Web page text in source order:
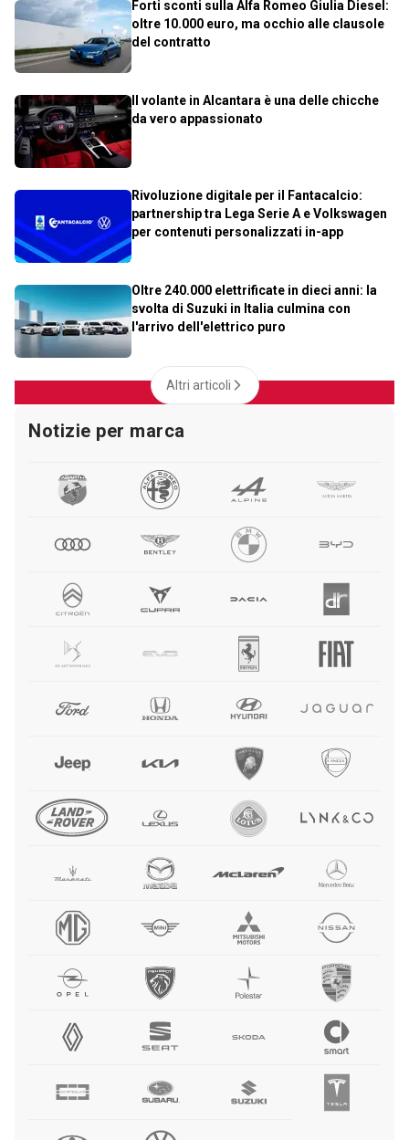
Forti sconti sulla Alfa Romeo Giulia Diesel:
oltre 10.000 euro, ma occhio alle clausole
del contratto
Il volante in Alcantara è una delle chicche
da vero appassionato
Rivoluzione digitale per il Fantacalcio:
partnership tra Lega Serie A e Volkswagen
per contenuti personalizzati in-app
Oltre 240.000 elettrificate in dieci anni: la
svolta di Suzuki in Italia culmina con
l'arrivo dell'elettrico puro
Altri articoli
Notizie per marca